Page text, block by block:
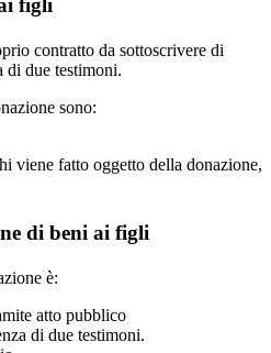
figli
contratto da sottoscrivere di
di due testimoni.
sono:
viene fatto oggetto della donazione,
di beni ai figli
è:
atto pubblico
di due testimoni.